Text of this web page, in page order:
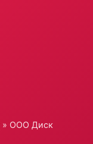
» ООО Диск